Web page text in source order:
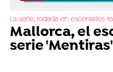
La serie, rodada en escenarios
Mallorca, el
serie 'Mentiras'